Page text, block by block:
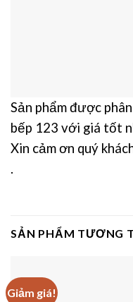
Sản phẩm được
bếp 123 với giá tốt
Xin cảm ơn quý
.
SẢN PHẨM TƯƠNG
Giảm giá!